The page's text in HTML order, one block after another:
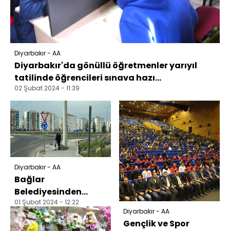
Diyarbakır - AA
Diyarbakır'da gönüllü öğretmenler yarıyıl
tatilinde öğrencileri sınava hazı...
02 Şubat 2024 - 11:39
Diyarbakır - AA
Bağlar
Belediyesinden
temizlik çalışması
01 Şubat 2024 - 12:22
Diyarbakır - AA
Gençlik ve Spor